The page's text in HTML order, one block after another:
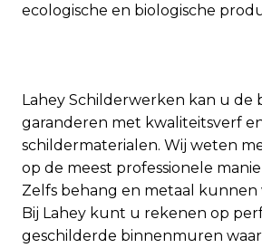
ecologische en biologische
Lahey Schilderwerken kan u de
garanderen met kwaliteitsverf
schildermaterialen. Wij weten
op de meest professionele
Zelfs behang en metaal kunnen
Bij Lahey kunt u rekenen op
geschilderde binnenmuren